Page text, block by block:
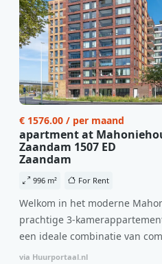
€ 1576.00 / per maand
apartment at
Zaandam 1507 ED
Zaandam
996 m² For Rent
Welkom in het moderne
prachtige 3-
een ideale combinatie van
locatie. Met een huurprijs van
via Huurportaal.nl